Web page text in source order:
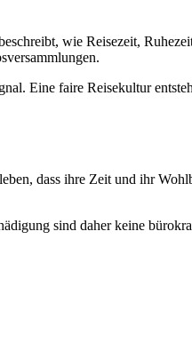
wie Reisezeit,
Eine faire Reisekultur
dass ihre Zeit und ihr
sind daher keine